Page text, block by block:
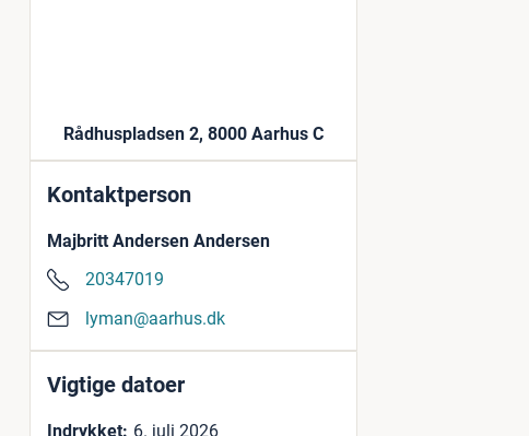
Rådhuspladsen 2, 8000 Aarhus C
Kontaktperson
Majbritt Andersen Andersen
20347019
lyman@aarhus.dk
Vigtige datoer
Indrykket: 6. juli 2026